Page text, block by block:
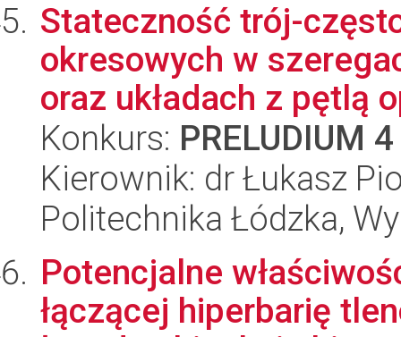
Stateczność trój-
okresowych w
oraz układach z pętlą
Konkurs: PRELUDIUM 4
Kierownik: dr Łukasz
Politechnika Łódzka,
Potencjalne
łączącej hiperbarię